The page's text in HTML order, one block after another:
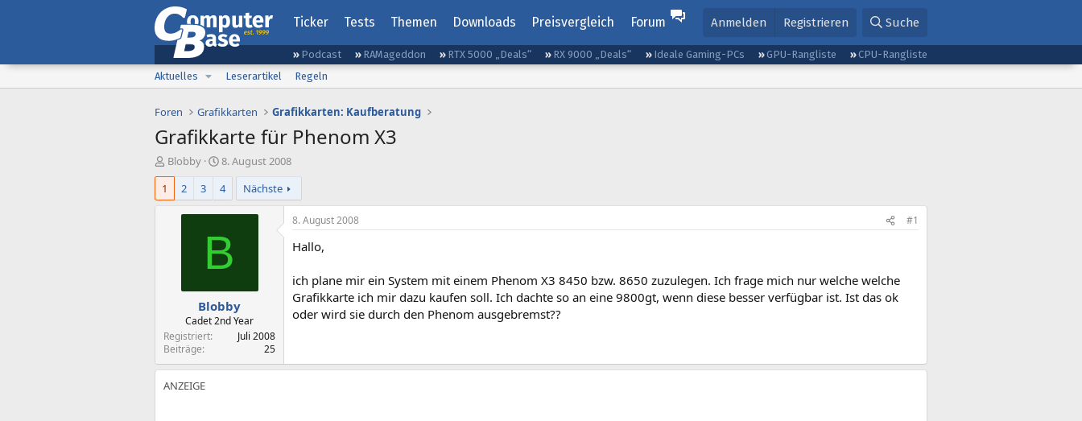
Ticker Tests Themen Downloads Preisvergleich Forum Anmelden Registrieren Suche
Podcast RAMageddon RTX 5000 „Deals“ RX 9000 „Deals“ Ideale Gaming-PCs GPU-Rangliste
CPU-Rangliste
Aktuelles
Leserartikel Regeln
Foren Grafikkarten Grafikkarten: Kaufberatung
Grafikkarte für Phenom X3
E
r
t
Blobby
E
r
s
t
e
l
t
m
8. August 2008
1
2 3 4 Nächste
B
Blobby
Cadet 2nd Year
Registriert
Juli 2008
Beiträge
25
8. August 2008 #1
Hallo,
ich plane mir ein System mit einem Phenom X3 8450 bzw. 8650 zuzulegen. Ich frage mich nur welche welche
Grafikkarte ich mir dazu kaufen soll. Ich dachte so an eine 9800gt, wenn diese besser verfügbar ist. Ist das ok
oder wird sie durch den Phenom ausgebremst??